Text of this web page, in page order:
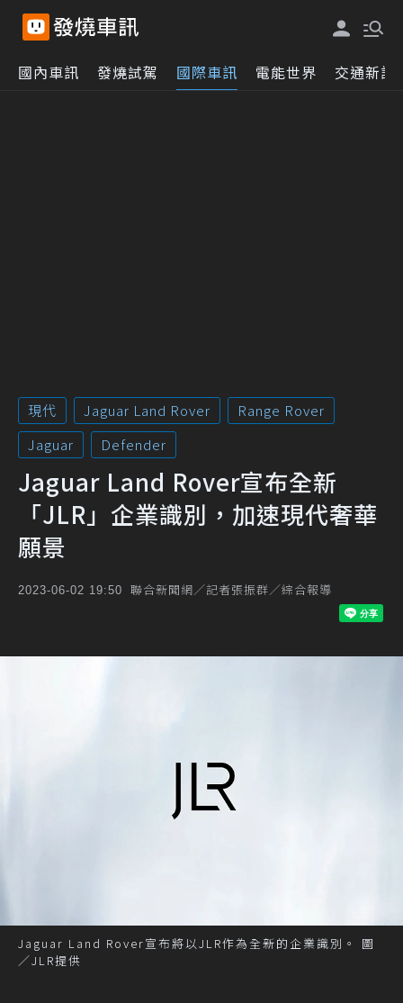
國內車訊 發燒試駕 國際車訊 電能世界 交通新訊
現代 Jaguar Land Rover
Range Rover
Jaguar
Defender
Jaguar Land Rover宣布全新
「JLR」企業識別，加速現代奢華
願景
2023-06-02 19:50 聯合新聞網／記者張振群／綜合報導
Jaguar Land Rover宣布將以JLR作為全新的企業識別。 圖
／JLR提供